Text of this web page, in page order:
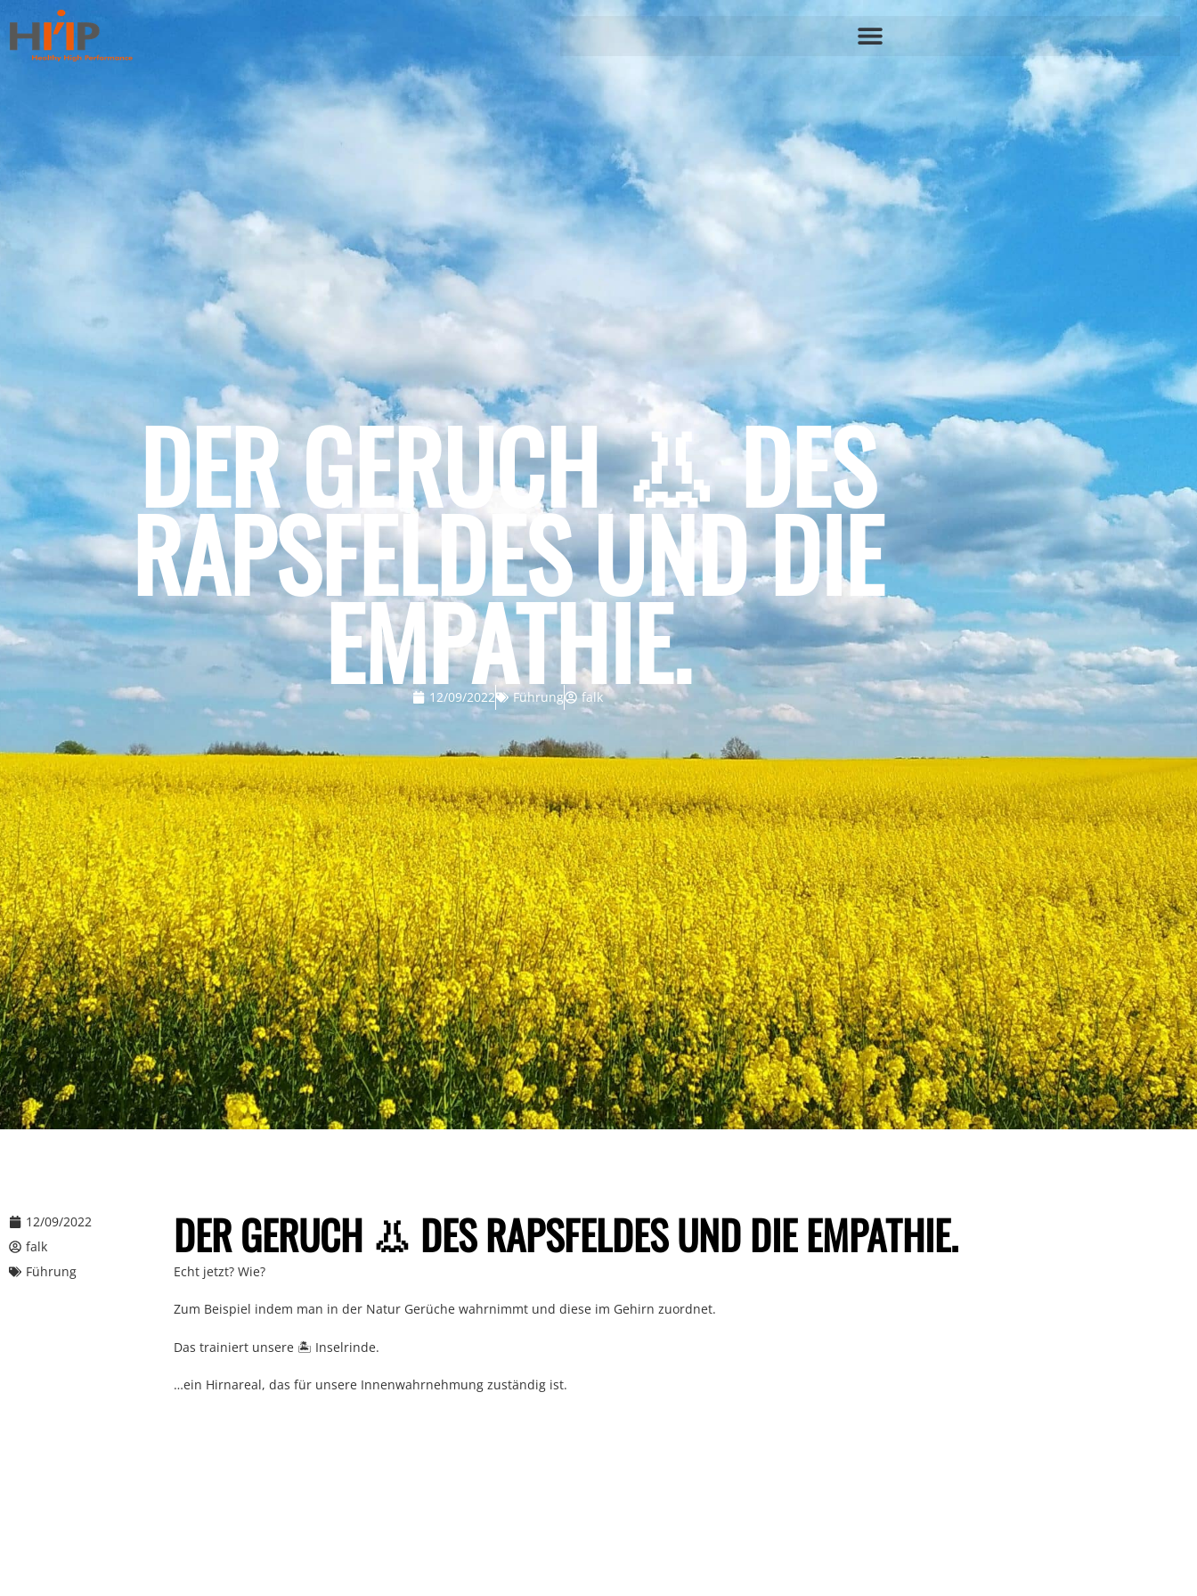
DER GERUCH 👃 DES
RAPSFELDES UND DIE
EMPATHIE.
12/09/2022 Führung falk
12/09/2022
falk
Führung
DER GERUCH 👃 DES RAPSFELDES UND DIE EMPATHIE.
Echt jetzt? Wie?
Zum Beispiel indem man in der Natur Gerüche wahrnimmt und diese im Gehirn zuordnet.
Das trainiert unsere 🏝️ Inselrinde.
…ein Hirnareal, das für unsere Innenwahrnehmung zuständig ist.